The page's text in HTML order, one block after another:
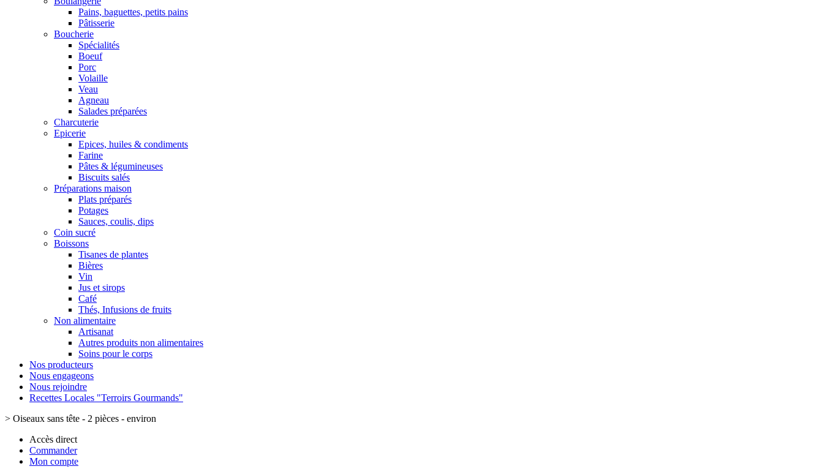
Pains, baguettes, petits pains
Pâtisserie
Boucherie
Spécialités
Boeuf
Porc
Volaille
Veau
Agneau
Salades préparées
Charcuterie
Epicerie
Epices, huiles & condiments
Farine
Pâtes & légumineuses
Biscuits salés
Préparations maison
Plats préparés
Potages
Sauces, coulis, dips
Coin sucré
Boissons
Tisanes de plantes
Bières
Vin
Jus et sirops
Café
Thés, Infusions de fruits
Non alimentaire
Artisanat
Autres produits non alimentaires
Soins pour le corps
Nos producteurs
Nous engageons
Nous rejoindre
Recettes Locales "Terroirs Gourmands"
> Oiseaux sans tête - 2 pièces - environ
Accès direct
Commander
Mon compte